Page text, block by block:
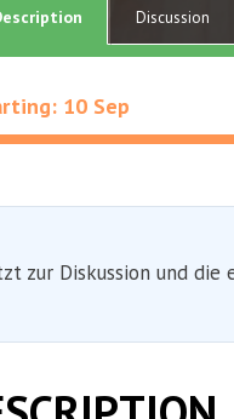
Discussion
10 Sep
zur Diskussion und die